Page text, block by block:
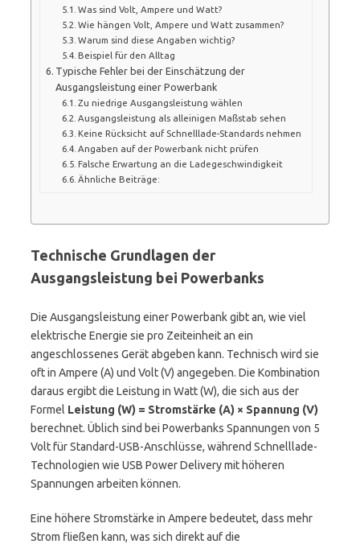
Was sind Volt, Ampere und Watt?
Wie hängen Volt, Ampere und Watt zusammen?
Warum sind diese Angaben wichtig?
Beispiel für den Alltag
Typische Fehler bei der Einschätzung der
Ausgangsleistung einer Powerbank
Zu niedrige Ausgangsleistung wählen
Ausgangsleistung als alleinigen Maßstab sehen
Keine Rücksicht auf Schnelllade-Standards nehmen
Angaben auf der Powerbank nicht prüfen
Falsche Erwartung an die Ladegeschwindigkeit
Ähnliche Beiträge:
Technische Grundlagen der
Ausgangsleistung bei Powerbanks
Die Ausgangsleistung einer Powerbank gibt an, wie viel
elektrische Energie sie pro Zeiteinheit an ein
angeschlossenes Gerät abgeben kann. Technisch wird sie
oft in Ampere (A) und Volt (V) angegeben. Die Kombination
daraus ergibt die Leistung in Watt (W), die sich aus der
Formel Leistung (W) = Stromstärke (A) × Spannung (V)
berechnet. Üblich sind bei Powerbanks Spannungen von 5
Volt für Standard-USB-Anschlüsse, während Schnelllade-
Technologien wie USB Power Delivery mit höheren
Spannungen arbeiten können.
Eine höhere Stromstärke in Ampere bedeutet, dass mehr
Strom fließen kann, was sich direkt auf die